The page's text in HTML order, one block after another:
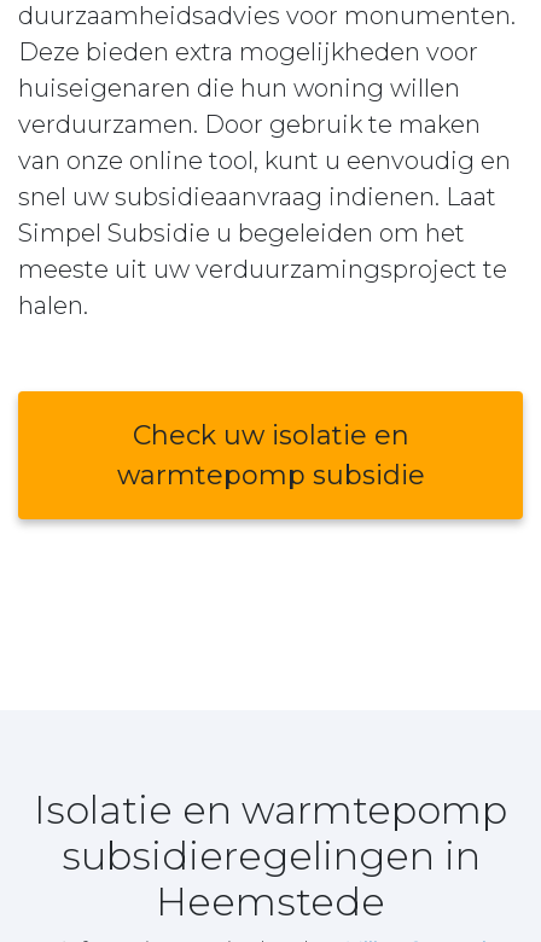
duurzaamheidsadvies voor monumenten.
Deze bieden extra mogelijkheden voor
huiseigenaren die hun woning willen
verduurzamen. Door gebruik te maken
van onze online tool, kunt u eenvoudig en
snel uw subsidieaanvraag indienen. Laat
Simpel Subsidie u begeleiden om het
meeste uit uw verduurzamingsproject te
halen.
Check uw isolatie en
warmtepomp subsidie
Isolatie en warmtepomp
subsidieregelingen in
Heemstede